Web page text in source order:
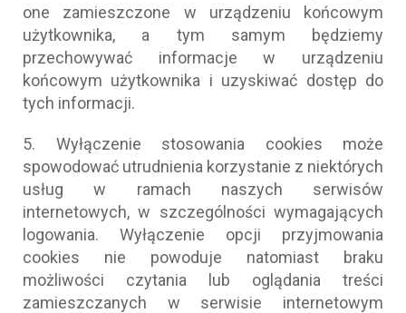
one zamieszczone w urządzeniu końcowym
użytkownika, a tym samym będziemy
przechowywać informacje w urządzeniu
końcowym użytkownika i uzyskiwać dostęp do
tych informacji.
5. Wyłączenie stosowania cookies może
spowodować utrudnienia korzystanie z niektórych
usług w ramach naszych serwisów
internetowych, w szczególności wymagających
logowania. Wyłączenie opcji przyjmowania
cookies nie powoduje natomiast braku
możliwości czytania lub oglądania treści
zamieszczanych w serwisie internetowym